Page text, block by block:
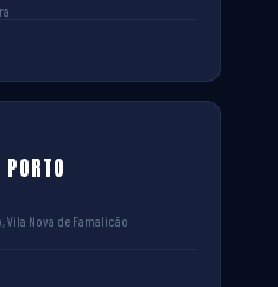
Vila Nova de Famalicão